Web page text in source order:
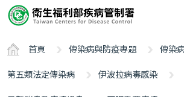
要
容
ALT+C
首頁 傳染病與防疫專題
傳染
第五類法定傳染病
伊波拉病毒感染